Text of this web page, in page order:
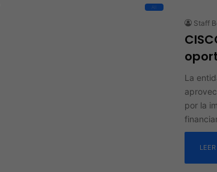
All
Staff
La
por la